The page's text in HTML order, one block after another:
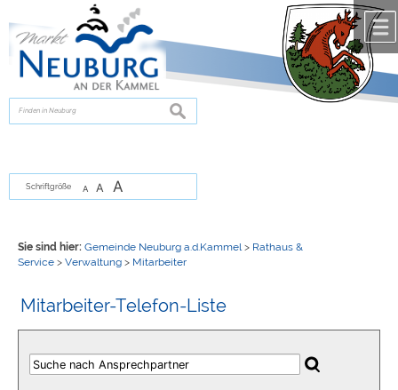
zur Navigationoder
springen.
suchen
Schriftgröße A A A
Sie sind hier: Gemeinde Neuburg a.d.Kammel > Rathaus &
Service> Verwaltung> Mitarbeiter
Mitarbeiter-Telefon-Liste